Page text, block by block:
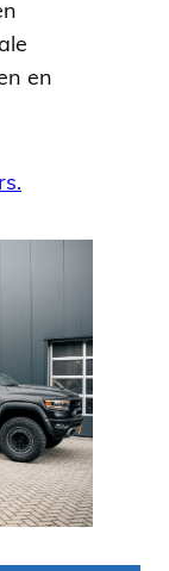
en